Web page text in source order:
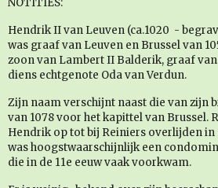
NOTITIES:
Hendrik II van Leuven (ca.1020 -
was graaf van Leuven en Brussel van
zoon van Lambert II Balderik, graaf
diens echtgenote Oda van Verdun.
Zijn naam verschijnt naast die van zijn
van 1078 voor het kapittel van Brussel.
Hendrik op tot bij Reiniers overlijden in
was hoogstwaarschijnlijk een
die in de 11e eeuw vaak voorkwam.